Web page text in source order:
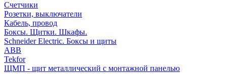
Счетчики
Розетки, выключатели
Кабель, провод
Боксы. Щитки. Шкафы.
Schneider Electric. Боксы и щиты
ABB
Tekfor
ЩМП - щит металлический с монтажной панелью